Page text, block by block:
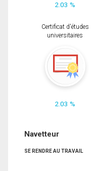
2.03 %
Certificat d'études
universitaires
2.03 %
Navetteur
SE RENDRE AU TRAVAIL